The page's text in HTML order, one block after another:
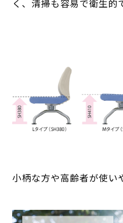
く、清掃も容易で衛生的
小柄な方や高齢者が使い